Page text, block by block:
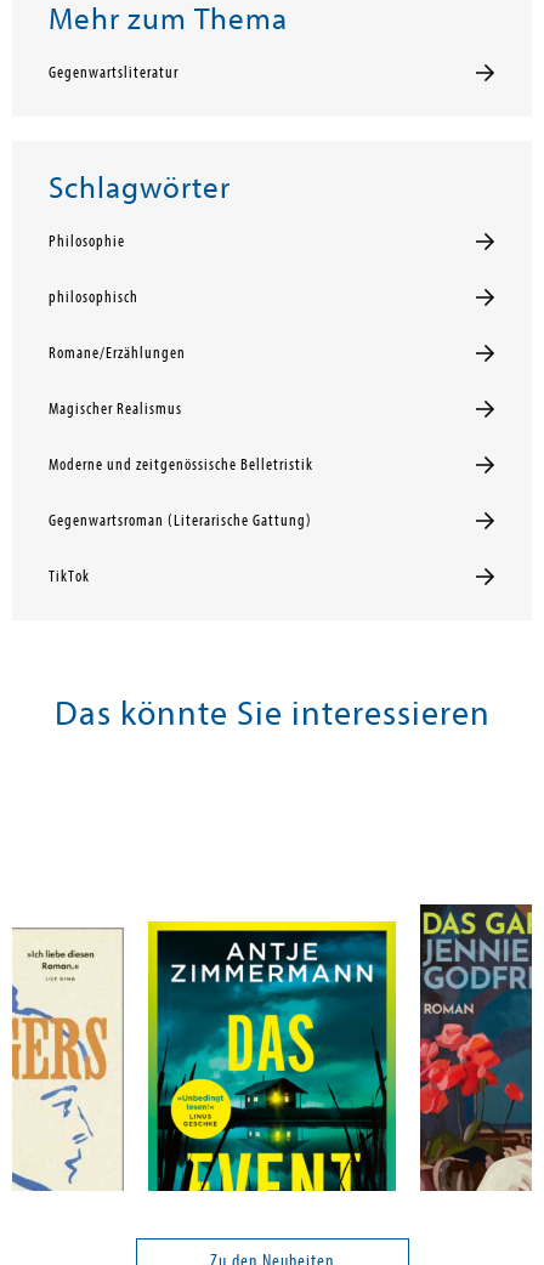
Mehr zum Thema
Gegenwartsliteratur
Schlagwörter
Philosophie
philosophisch
Romane/Erzählungen
Magischer Realismus
Moderne und zeitgenössische Belletristik
Gegenwartsroman (Literarische Gattung)
TikTok
Das könnte Sie interessieren
Das Event